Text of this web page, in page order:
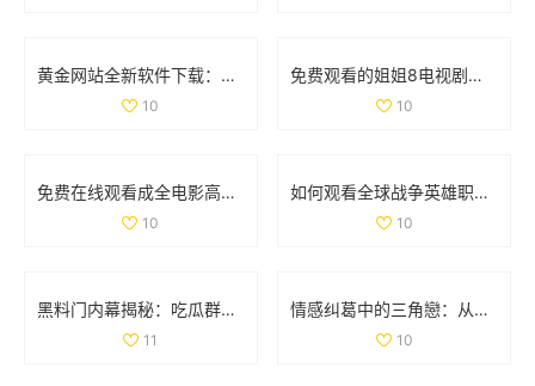
黄金网站全新软件下载：快速获取最新投资资讯与市场动态
10
免费观看的姐姐8电视剧全集，畅享精彩剧情与人生故事
10
免费在线观看成全电影高清国语版，畅享精彩剧情和感人故事
10
如何观看全球战争英雄职业赛事的最新信息与平台推荐
10
黑料门内幕揭秘：吃瓜群众们的最新爆料大曝光
11
情感纠葛中的三角戀：从原配到新妾的心路历程
10